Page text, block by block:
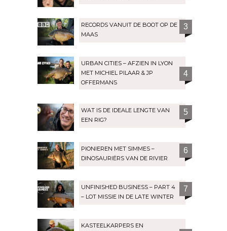
RECORDS VANUIT DE BOOT OP DE
MAAS
3
URBAN CITIES – AFZIEN IN LYON
MET MICHIEL PILAAR & JP
OFFERMANS
4
WAT IS DE IDEALE LENGTE VAN
EEN RIG?
5
PIONIEREN MET SIMMES –
DINOSAURIËRS VAN DE RIVIER
6
UNFINISHED BUSINESS – PART 4
– LOT MISSIE IN DE LATE WINTER
7
KASTEELKARPERS EN